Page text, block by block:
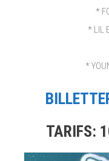
*
* LIL
*
TARIFS: